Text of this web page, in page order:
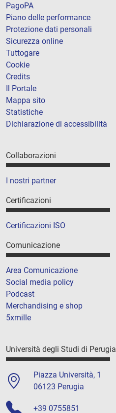
PagoPA
Piano delle performance
Protezione dati personali
Sicurezza online
Tuttogare
Cookie
Credits
Il Portale
Mappa sito
Statistiche
Dichiarazione di accessibilità
Collaborazioni
I nostri partner
Certificazioni
Certificazioni ISO
Comunicazione
Area Comunicazione
Social media policy
Podcast
Merchandising e shop
5xmille
Università degli Studi di Perugia
Piazza Università, 1
06123 Perugia
+39 0755851